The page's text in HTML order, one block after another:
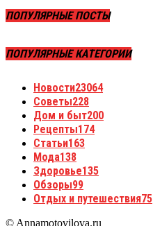
ПОПУЛЯРНЫЕ ПОСТЫ
ПОПУЛЯРНЫЕ КАТЕГОРИИ
Новости23064
Советы228
Дом и быт200
Рецепты174
Статьи163
Мода138
Здоровье135
Обзоры99
Отдых и путешествия75
© Annamotovilova.ru